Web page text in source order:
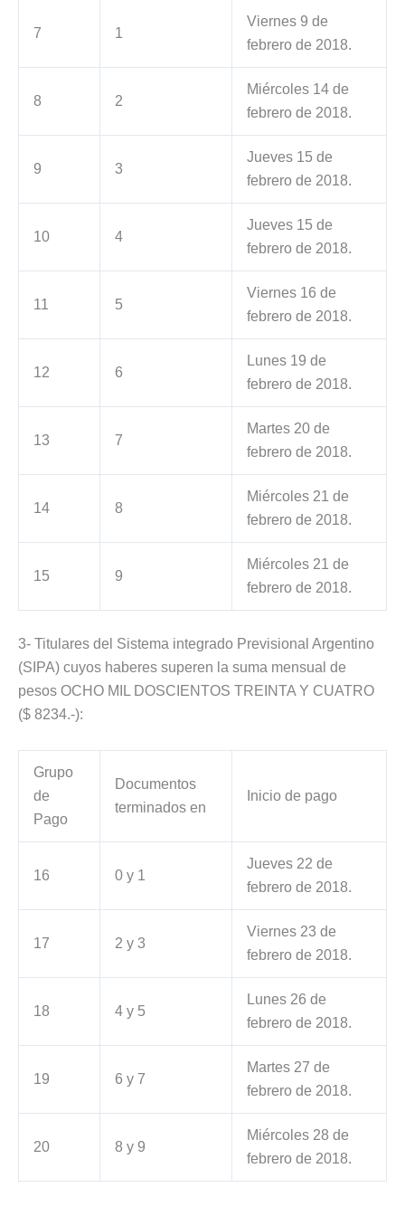
7 1
Viernes 9 de
febrero de 2018.
8 2
Miércoles 14 de
febrero de 2018.
9 3
Jueves 15 de
febrero de 2018.
10 4
Jueves 15 de
febrero de 2018.
11 5
Viernes 16 de
febrero de 2018.
12 6
Lunes 19 de
febrero de 2018.
13 7
Martes 20 de
febrero de 2018.
14 8
Miércoles 21 de
febrero de 2018.
15 9
Miércoles 21 de
febrero de 2018.
3- Titulares del Sistema integrado Previsional Argentino
(SIPA) cuyos haberes superen la suma mensual de
pesos OCHO MIL DOSCIENTOS TREINTA Y CUATRO
($ 8234.-):
Grupo
de
Pago
Documentos
terminados en
Inicio de pago
16 0 y 1
Jueves 22 de
febrero de 2018.
17 2 y 3
Viernes 23 de
febrero de 2018.
18 4 y 5
Lunes 26 de
febrero de 2018.
19 6 y 7
Martes 27 de
febrero de 2018.
20 8 y 9
Miércoles 28 de
febrero de 2018.